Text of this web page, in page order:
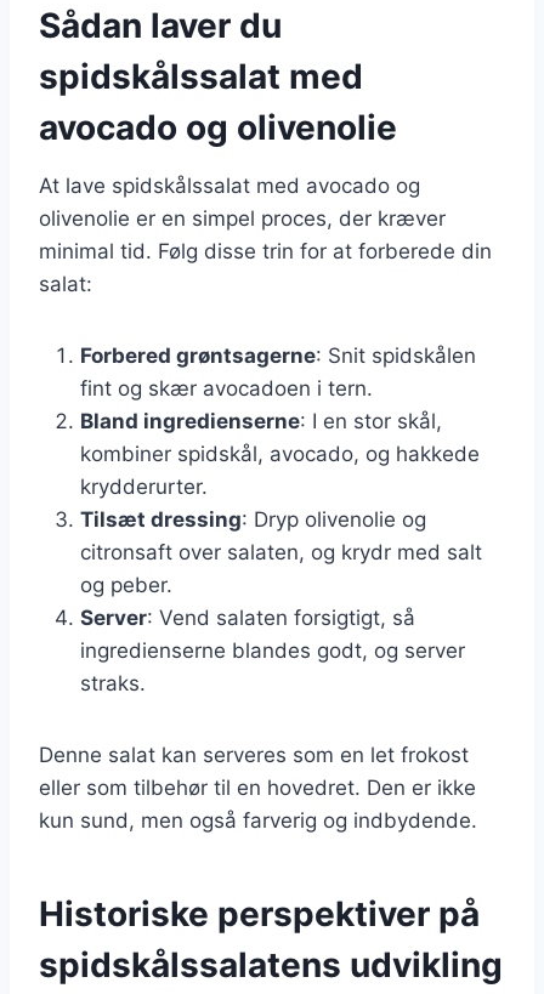
Sådan laver du
spidskålssalat med
avocado og olivenolie
At lave spidskålssalat med avocado og
olivenolie er en simpel proces, der kræver
minimal tid. Følg disse trin for at forberede din
salat:
Forbered grøntsagerne: Snit spidskålen
fint og skær avocadoen i tern.
Bland ingredienserne: I en stor skål,
kombiner spidskål, avocado, og hakkede
krydderurter.
Tilsæt dressing: Dryp olivenolie og
citronsaft over salaten, og krydr med salt
og peber.
Server: Vend salaten forsigtigt, så
ingredienserne blandes godt, og server
straks.
Denne salat kan serveres som en let frokost
eller som tilbehør til en hovedret. Den er ikke
kun sund, men også farverig og indbydende.
Historiske perspektiver på
spidskålssalatens udvikling